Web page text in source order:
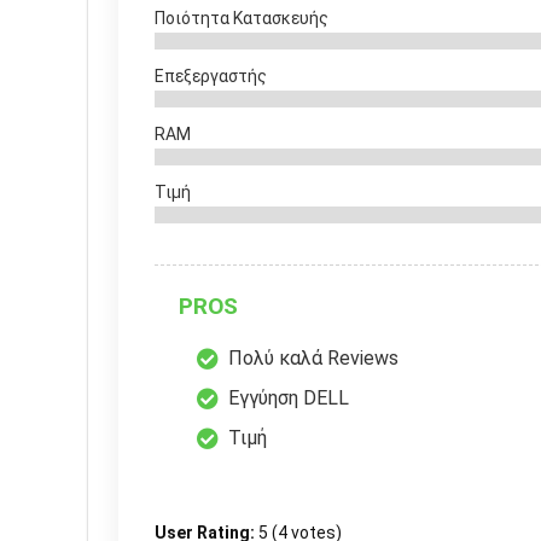
Ποιότητα Κατασκευής
Επεξεργαστής
RAM
Τιμή
PROS
Πολύ καλά Reviews
Εγγύηση DELL
Τιμή
User Rating: 5 (4votes)